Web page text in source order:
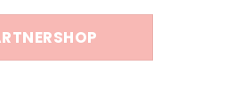
€
ist:
22,10 €.